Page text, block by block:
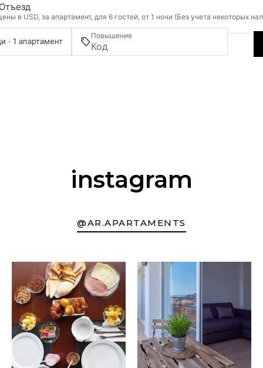
в USD, за апартамент, для 6 гостей, от 1 ночи (Без учета некоторых
· 1 апартамент
Повышение
instagram
@AR.APARTAMENTS